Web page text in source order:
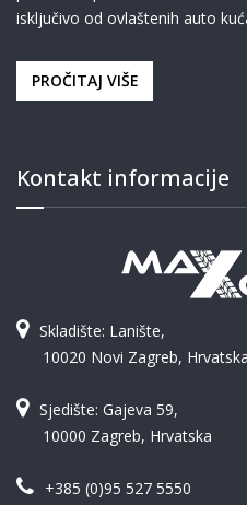
isključivo od ovlaštenih auto
PROČITAJ VIŠE
Kontakt informacije
Skladište: Lanište,
10020 Novi Zagreb, Hrvatska
Sjedište: Gajeva 59,
10000 Zagreb, Hrvatska
+385 (0)95 527 5550